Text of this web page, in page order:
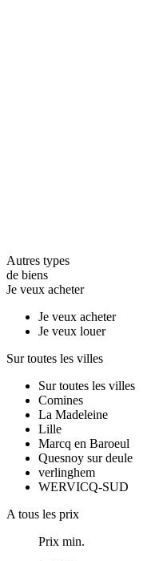
Autres types
de biens
Je veux acheter
Je veux acheter
Je veux louer
Sur toutes les villes
Sur toutes les villes
Comines
La Madeleine
Lille
Marcq en Baroeul
Quesnoy sur deule
verlinghem
WERVICQ-SUD
A tous les prix
Prix min.